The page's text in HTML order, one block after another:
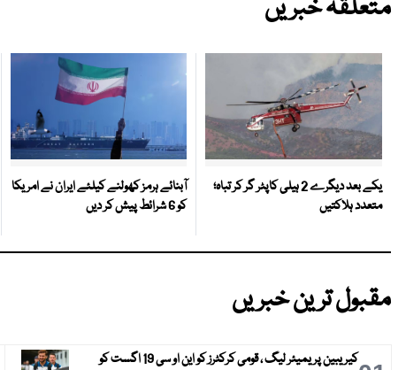
متعلقہ خبریں
یکے بعد دیگرے 2 ہیلی کاپٹر گر کر تباہ؛
متعدد ہلاکتیں
آبنائے ہرمز کھولنے کیلئے ایران نے امریکا
کو 6 شرائط پیش کر دیں
مقبول ترین خبریں
کیریبین پریمیئر لیگ ، قومی کرکٹرز کو این او سی 19 اگست کو